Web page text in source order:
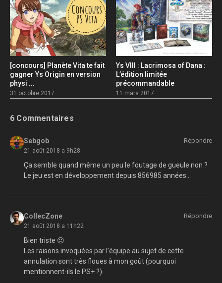
[concours] Planète Vita te fait
gagner Ys Origin en version
physi ...
31 octobre 2017
Ys VIII : Lacrimosa of Dana :
L’édition limitée
précommandable
11 mars 2017
6 Commentaires
Sebgob
21 août 2018 a 9h28
Répondre
Ça semble quand même un peu le foutage de gueule non ?
Le jeu est en développement depuis 856985 années…
CollecZone
21 août 2018 a 11h22
Répondre
Bien triste 😐
Les raisons invoquées par l’équipe au sujet de cette
annulation sont très floues à mon goût (pourquoi
mentionnent-ils le PS+ ?).